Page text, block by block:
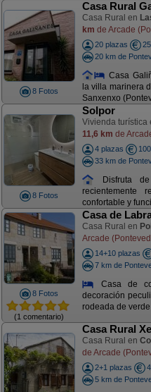
8 Fotos
Casa Rural
Casa Rural en
km de Arcade
20 plazas
20 km de
Casa
la villa marinera
Sanxenxo
8 Fotos
Solpor
Vivienda turística
11,6 km de
4 plazas
33 km de
Disfruta
recientemente
confortable y
8 Fotos
(1 comentario)
Casa de
Casa Rural en
Arcade
14+10 plazas
7 km de
Casa de
decoración
rodeada de
Casa Rural
Casa Rural en
de Arcade
2+1 plazas
5 km de